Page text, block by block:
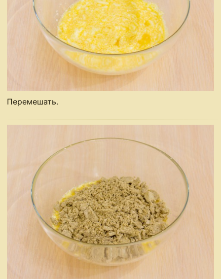
Перемешать.